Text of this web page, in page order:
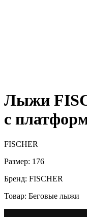
Лыжи
с
FISCHER
Размер: 176
Бренд: FISCHER
Товар: Беговые лыжи